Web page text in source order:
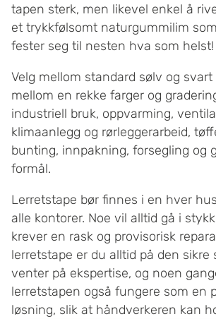
tapen sterk, men likevel enkel å
et trykkfølsomt naturgummilim
fester seg til nesten hva som helst!
Velg mellom standard sølv og
mellom en rekke farger og
industriell bruk, oppvarming,
klimaanlegg og rørleggerarbeid,
bunting, innpakning, forsegling og
formål.
Lerretstape bør finnes i en hver
alle kontorer. Noe vil alltid gå i
krever en rask og provisorisk
lerretstape er du alltid på den sikre
venter på ekspertise, og noen
lerretstapen også fungere som en
løsning, slik at håndverkeren kan